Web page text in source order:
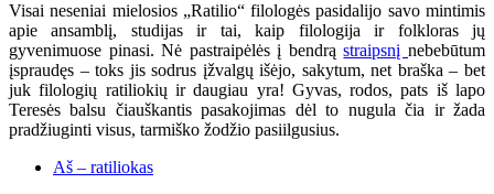
Visai neseniai mielosios „Ratilio“ filologės pasidalijo savo mintimis
apie ansamblį, studijas ir tai, kaip filologija ir folkloras jų
gyvenimuose pinasi. Nė pastraipėlės į bendrąstraipsnįnebebūtum
įspraudęs – toks jis sodrus įžvalgų išėjo, sakytum, net braška – bet
juk filologių ratiliokių ir daugiau yra! Gyvas, rodos, pats iš lapo
Teresės balsu čiauškantis pasakojimas dėl to nugula čia ir žada
pradžiuginti visus, tarmiško žodžio pasiilgusius.
Aš – ratiliokas